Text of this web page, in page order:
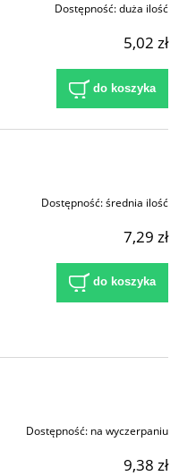
Dostępność:duża ilość
5,02 zł
do koszyka
Dostępność:średnia ilość
7,29 zł
do koszyka
Dostępność: na wyczerpaniu
9,38 zł